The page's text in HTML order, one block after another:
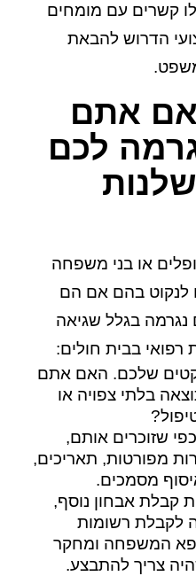
קשרים עם מומחים
הדרוש להבאת
אתם
לכם
או בני משפחה
לנקוט בהם אם הם
בגלל שגיאה
רפואי בבית חולים:
שלכם. האם אתם
בלתי צפויה או
שזוכרים אותם,
מפורטות, תאריכים,
מסמכים.
קבלת אבחון נוסף,
לקבלת רשומות
המשפחה ומחקר
צריך להתבצע.